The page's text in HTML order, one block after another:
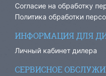
Согласие на обработку
Политика обработки
ИНФОРМАЦИЯ ДЛЯ
Личный кабинет дилера
СЕРВИСНОЕ